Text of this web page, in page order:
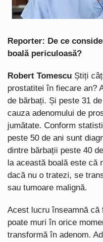
Reporter: De ce
boală periculoasă?
Robert Tomescu Știți
prostatitei în fiecare an?
de bărbați. Și peste 31
cauza adenomului de
jumătate. Conform
peste 50 de ani sunt
dintre bărbații peste 40
la această boală este că
dacă nu o tratezi, se
sau tumoare malignă.
Acest lucru înseamnă
poate muri în orice
transformă în adenom.